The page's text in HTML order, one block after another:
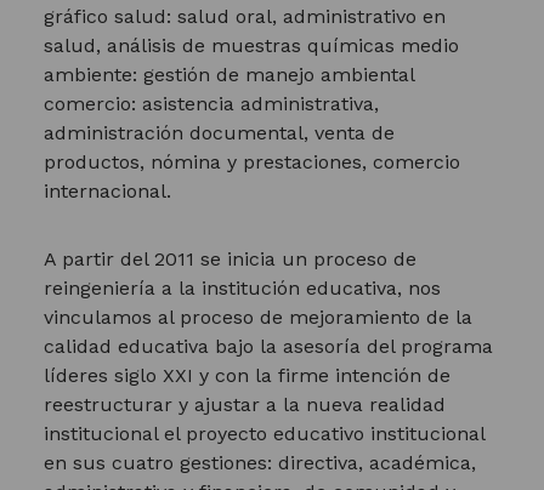
gráfico salud: salud oral, administrativo en
salud, análisis de muestras químicas medio
ambiente: gestión de manejo ambiental
comercio: asistencia administrativa,
administración documental, venta de
productos, nómina y prestaciones, comercio
internacional.
A partir del 2011 se inicia un proceso de
reingeniería a la institución educativa, nos
vinculamos al proceso de mejoramiento de la
calidad educativa bajo la asesoría del programa
líderes siglo XXI y con la firme intención de
reestructurar y ajustar a la nueva realidad
institucional el proyecto educativo institucional
en sus cuatro gestiones: directiva, académica,